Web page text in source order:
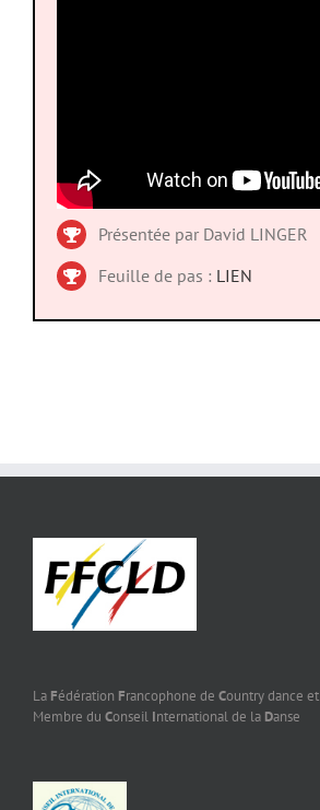
Présentée par David LINGER
Feuille de pas : LIEN
La Fédération Francophone de Country dance et
Membre du Conseil International de la Danse